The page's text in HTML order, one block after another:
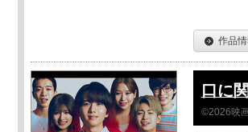
作品
口に
©2026映